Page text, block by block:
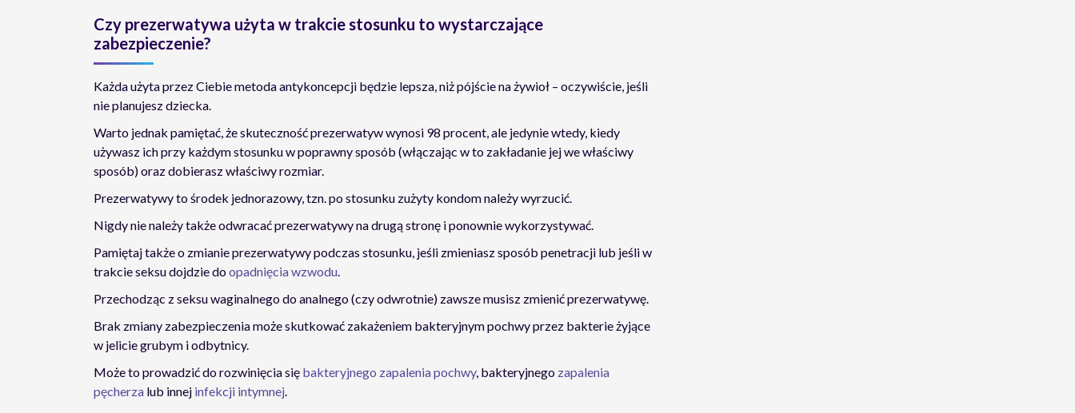
Czy prezerwatywa użyta w trakcie stosunku to wystarczające
zabezpieczenie?
Każda użyta przez Ciebie metoda antykoncepcji będzie lepsza, niż pójście na żywioł – oczywiście, jeśli
nie planujesz dziecka.
Warto jednak pamiętać, że skuteczność prezerwatyw wynosi 98 procent, ale jedynie wtedy, kiedy
używasz ich przy każdym stosunku w poprawny sposób (włączając w to zakładanie jej we właściwy
sposób) oraz dobierasz właściwy rozmiar.
Prezerwatywy to środek jednorazowy, tzn. po stosunku zużyty kondom należy wyrzucić.
Nigdy nie należy także odwracać prezerwatywy na drugą stronę i ponownie wykorzystywać.
Pamiętaj także o zmianie prezerwatywy podczas stosunku, jeśli zmieniasz sposób penetracji lub jeśli w
trakcie seksu dojdzie doopadnięcia wzwodu.
Przechodząc z seksu waginalnego do analnego (czy odwrotnie) zawsze musisz zmienić prezerwatywę.
Brak zmiany zabezpieczenia może skutkować zakażeniem bakteryjnym pochwy przez bakterie żyjące
w jelicie grubym i odbytnicy.
Może to prowadzić do rozwinięcia się bakteryjnego zapalenia pochwy, bakteryjnego zapalenia
pęcherza lub innej infekcji intymnej.